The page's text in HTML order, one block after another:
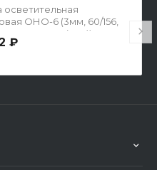
ОНО-6 (3мм, 60/156,
200-4х19(М16))
₽